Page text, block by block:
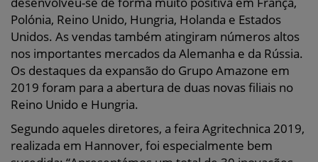
Polónia, Reino Unido, Hungria, Holanda e Estados
Unidos. As vendas também atingiram números altos
nos importantes mercados da Alemanha e da Rússia.
Os destaques da expansão do Grupo Amazone em
2019 foram para a abertura de duas novas filiais no
Reino Unido e Hungria.
Segundo aqueles diretores, a feira Agritechnica 2019,
realizada em Hannover, foi especialmente bem